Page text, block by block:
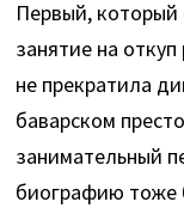
Первый, который
занятие на
не прекратила
баварском
занимательный
биографию тоже